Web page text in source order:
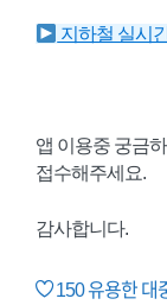
지하철 실시
앱 이용중 궁금
접수해주세요.
감사합니다.
150유용한 대